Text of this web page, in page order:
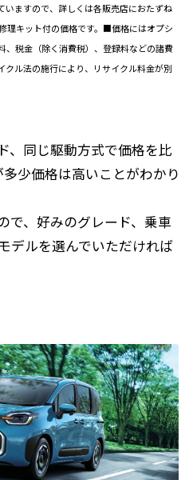
いますので、詳しくは各販売店におたずね
理キット付の価格です。■価格にはオプシ
税金（除く消費税）、登録料などの諸費
ル法の施行により、リサイクル料金が別
、同じ駆動方式で価格を比
少価格は高いことがわかり
で、好みのグレード、乗車
デルを選んでいただければ